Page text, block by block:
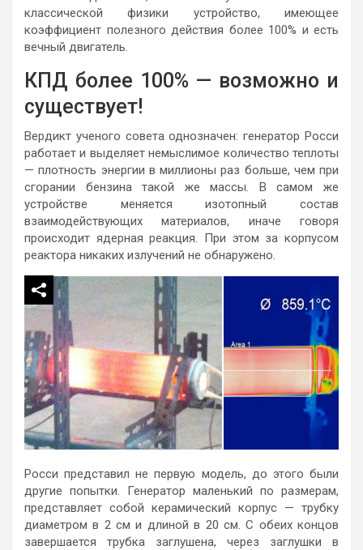
классической физики устройство, имеющее
коэффициент полезного действия более 100% и есть
вечный двигатель.
КПД более 100% — возможно и
существует!
Вердикт ученого совета однозначен: генератор Росси
работает и выделяет немыслимое количество теплоты
— плотность энергии в миллионы раз больше, чем при
сгорании бензина такой же массы. В самом же
устройстве меняется изотопный состав
взаимодействующих материалов, иначе говоря
происходит ядерная реакция. При этом за корпусом
реактора никаких излучений не обнаружено.
Росси представил не первую модель, до этого были
другие попытки. Генератор маленький по размерам,
представляет собой керамический корпус — трубку
диаметром в 2 см и длиной в 20 см. С обеих концов
завершается трубка заглушена, через заглушки в